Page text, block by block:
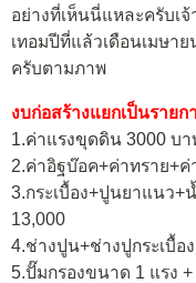
อย่างที่เห็นนี่แหละครับเ
เทอมปีที่แล้วเดือนเมษา
ครับตามภาพ
งบก่อสร้างแยกเป็นรายก
1.ค่าแรงขุดดิน 3000 บา
2.ค่าอิฐบ๊อค+ค่าทราย+
3.กระเบื้อง+ปูนยาแนว
13,000
4.ช่างปูน+ช่างปูกระเบื้อ
5.ปั๊มกรองขนาด 1 แรง +